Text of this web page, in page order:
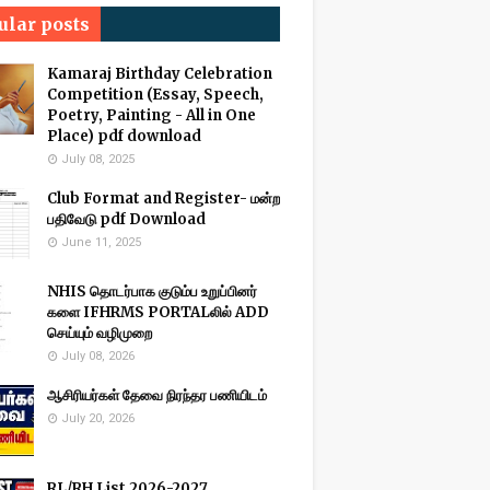
posts
Kamaraj Birthday Celebration
Competition (Essay, Speech,
Poetry, Painting - All in One
Place) pdf download
July 08, 2025
Club Format and Register- மன்ற
பதிவேடு pdf Download
June 11, 2025
NHIS தொடர்பாக குடும்ப உறுப்பினர்
களை IFHRMS PORTALலில் ADD
செய்யும் வழிமுறை
July 08, 2026
ஆசிரியர்கள் தேவை நிரந்தர பணியிடம்
July 20, 2026